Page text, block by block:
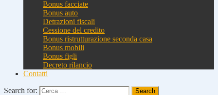
Bonus facciate
Bonus auto
Detrazioni fiscali
Cessione del credito
Bonus ristrutturazione seconda casa
Bonus mobili
Bonus figli
Decreto rilancio
Contatti
Search for: